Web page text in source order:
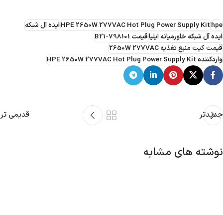
hpe
HPE 2650W 277VAC Hot Plug Power Supply Kitایده آل شبکه
ایده آل شبکه خاورمیانه ایلیاقیمت 798101-B21
قیمت کیت منبع تغذیه 2650W 277VAC
واردکننده HPE 2650W 277VAC Hot Plug Power Supply Kit
جدیدتر قدیمی تر
نوشته های مشابه